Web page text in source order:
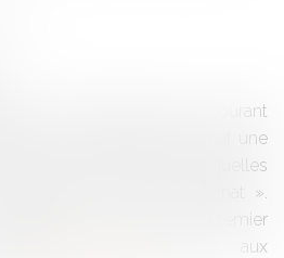
des gilets jaunes courant
de la République a fait une
dernier, parmi lesquelles
de pouvoir d’achat ».
un peu flous, le Premier
des précisions aux